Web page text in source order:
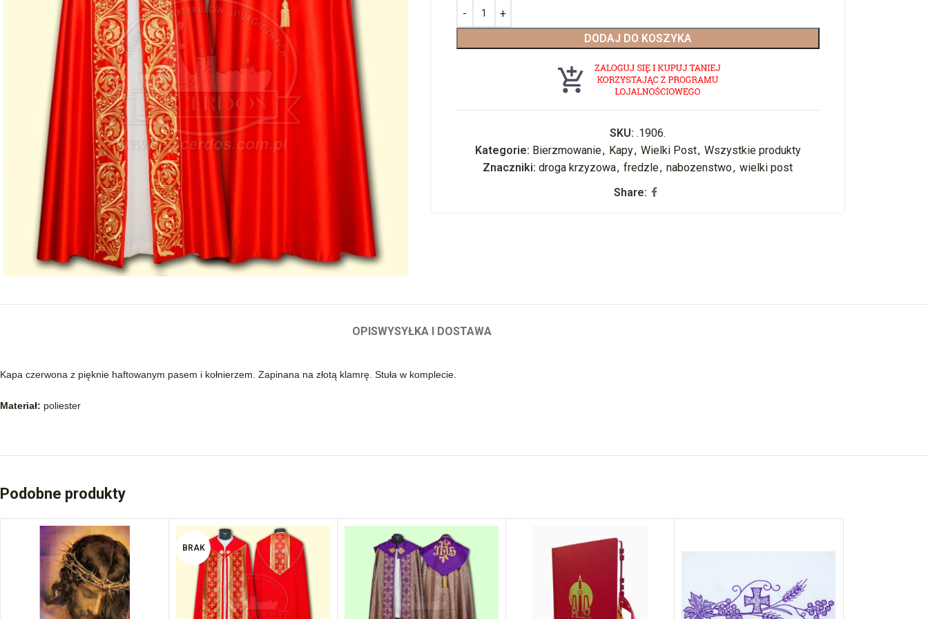
DODAJ DO KOSZYKA
SKU: .1906.
Kategorie: Bierzmowanie, Kapy, Wielki Post, Wszystkie produkty
Znaczniki: droga krzyzowa, fredzle, nabozenstwo, wielki post
Share:
OPISWYSYŁKA I DOSTAWA
Kapa czerwona z pięknie haftowanym pasem i kołnierzem. Zapinana na złotą klamrę. Stuła w komplecie.
Materiał: poliester
Podobne produkty
BRAK